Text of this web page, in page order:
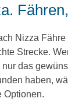
Nizza
Strecke.
das
haben,
Optionen.